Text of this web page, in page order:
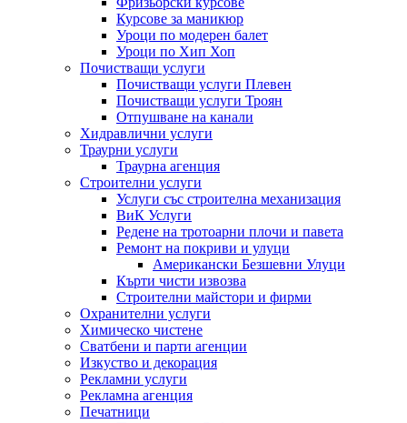
Курсове за маникюр
Уроци по модерен балет
Уроци по Хип Хоп
Почистващи услуги
Почистващи услуги Плевен
Почистващи услуги Троян
Отпушване на канали
Хидравлични услуги
Траурни услуги
Траурна агенция
Строителни услуги
Услуги със строителна механизация
ВиК Услуги
Редене на тротоарни плочи и павета
Ремонт на покриви и улуци
Американски Безшевни Улуци
Кърти чисти извозва
Строителни майстори и фирми
Охранителни услуги
Химическо чистене
Сватбени и парти агенции
Изкуство и декорация
Рекламни услуги
Рекламна агенция
Печатници